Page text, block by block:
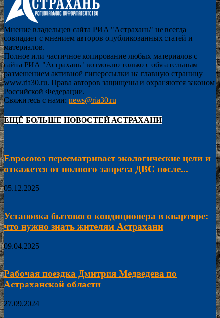
Мнение владельцев сайта РИА "Астрахань" не всегда
совпадает с мнением авторов опубликованных статей и
материалов.
Полное или частичное копирование любых материалов с
сайта РИА "Астрахань" возможно только с обязательным
размещением активной гиперссылки на главную страницу
www.ria30.ru. Права авторов защищены и охраняются законом
Российской Федерации.
Свяжитесь с нами: news@ria30.ru
ЕЩЁ БОЛЬШЕ НОВОСТЕЙ АСТРАХАНИ
Евросоюз пересматривает экологические цели и
откажется от полного запрета ДВС после...
05.12.2025
Установка бытового кондиционера в квартире:
что нужно знать жителям Астрахани
09.04.2025
Рабочая поездка Дмитрия Медведева по
Астраханской области
27.09.2024